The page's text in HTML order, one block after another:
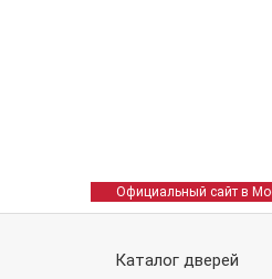
Официальный сайт в
Каталог дверей